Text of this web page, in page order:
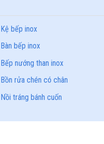
Kệ bếp inox
Bàn bếp inox
Bếp nướng than inox
Bồn rửa chén có chân
Nồi tráng bánh cuốn